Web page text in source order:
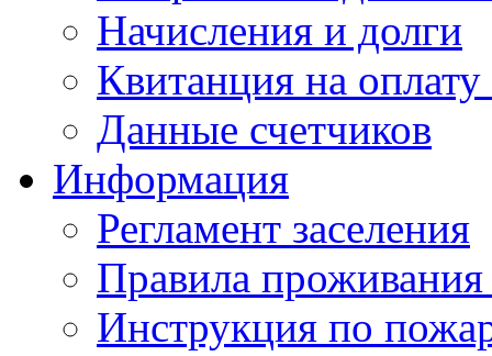
Начисления и долги
Квитанция на
Данные счетчиков
Информация
Регламент заселения
Правила
Инструкция по